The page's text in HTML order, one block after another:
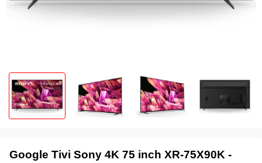
Google Tivi Sony 4K 75 inch XR-75X90K -